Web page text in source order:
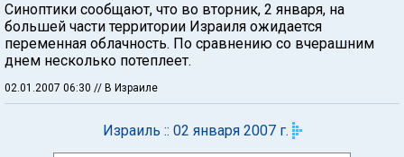
Синоптики сообщают, что во вторник, 2 января, на
большей части территории Израиля ожидается
переменная облачность. По сравнению со вчерашним
днем несколько потеплеет.
02.01.2007 06:30 // В Израиле
Израиль :: 02 января 2007 г.